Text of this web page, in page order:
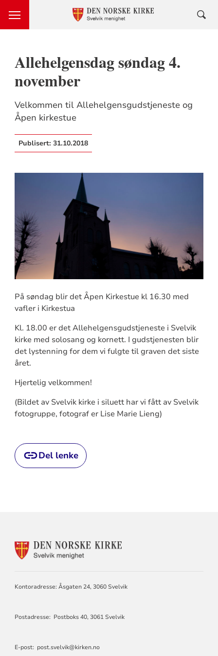
Allehelgensdag søndag 4.
november
Velkommen til Allehelgensgudstjeneste og
Åpen kirkestue
Publisert: 31.10.2018
På søndag blir det Åpen Kirkestue kl 16.30 med
vafler i Kirkestua
Kl. 18.00 er det Allehelgensgudstjeneste i Svelvik
kirke med solosang og kornett. I gudstjenesten blir
det lystenning for dem vi fulgte til graven det siste
året.
Hjertelig velkommen!
(Bildet av Svelvik kirke i siluett har vi fått av Svelvik
fotogruppe, fotograf er Lise Marie Lieng)
Del lenke
KONTAKTINFORMASJON
Kontoradresse: Åsgaten 24, 3060 Svelvik
Postadresse: Postboks 40, 3061 Svelvik
E-post: post.svelvik@kirken.no